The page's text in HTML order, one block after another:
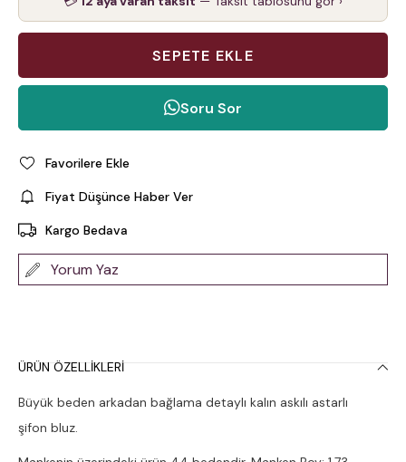
Soru Sor
Favorilere Ekle
Fiyat Düşünce Haber Ver
Kargo Bedava
Yorum Yaz
ÜRÜN ÖZELLIKLERI
Büyük beden arkadan bağlama detaylı kalın askılı astarlı
şifon bluz.